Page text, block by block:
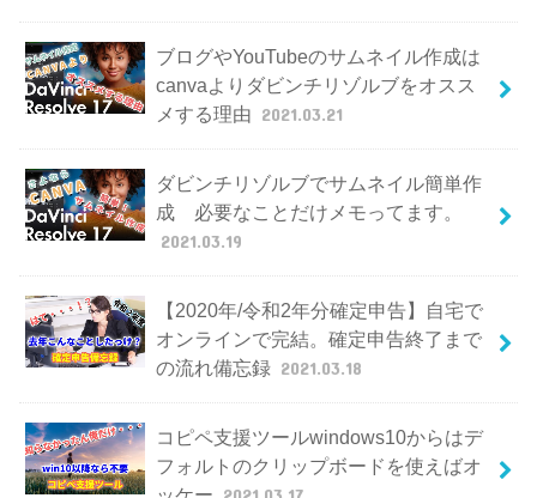
ブログやYouTubeのサムネイル作成は
canvaよりダビンチリゾルブをオスス
メする理由 2021.03.21
ダビンチリゾルブでサムネイル簡単作
成 必要なことだけメモってます。
2021.03.19
【2020年/令和2年分確定申告】自宅で
オンラインで完結。確定申告終了まで
の流れ備忘録 2021.03.18
コピペ支援ツールwindows10からはデ
フォルトのクリップボードを使えばオ